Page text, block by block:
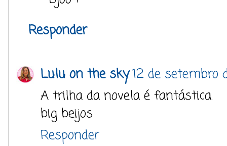
Responder
Lulu on the sky12 de setembro
A trilha da novela é fantástica.
big beijos
Responder